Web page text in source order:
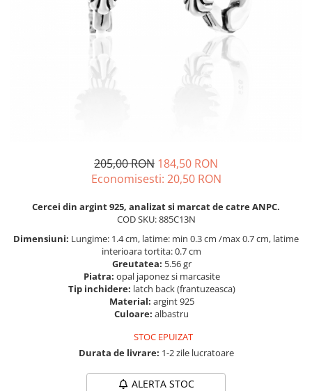
BRATARA TIP ROZARIU
LANTURI TIP ROZARIU
205,00 RON 184,50 RON
Economisesti: 20,50 RON
Cercei din argint 925, analizat si marcat de catre ANPC.
COD SKU: 885C13N
Dimensiuni: Lungime: 1.4 cm, latime: min 0.3 cm /max 0.7 cm, latime
interioara tortita: 0.7 cm
Greutatea: 5.56 gr
Piatra: opal japonez si marcasite
Tip inchidere: latch back (frantuzeasca)
Material: argint 925
Culoare: albastru
STOC EPUIZAT
Durata de livrare: 1-2 zile lucratoare
ALERTA STOC